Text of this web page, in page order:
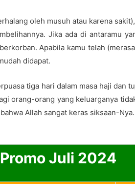
oleh musuh atau karena
Jika ada di antaramu
Apabila kamu telah
didapat.
tiga hari dalam masa haji dan
orang-orang yang keluarganya
Allah sangat keras siksaan-
Juli 2024